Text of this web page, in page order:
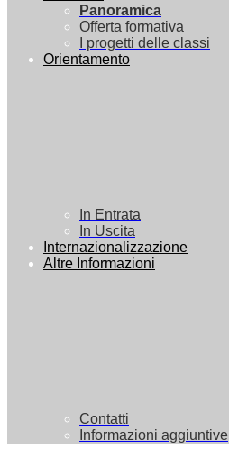
Panoramica
Offerta formativa
I progetti delle classi
Orientamento
In Entrata
In Uscita
Internazionalizzazione
Altre Informazioni
Contatti
Informazioni aggiuntive